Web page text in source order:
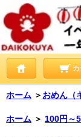
ホーム ＞ おめん（
ホーム ＞ 100円～